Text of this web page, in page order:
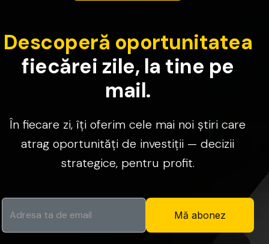
Descoperă oportunitatea
fiecărei zile, la tine pe
mail.
În fiecare zi, îți oferim cele mai noi știri care
atrag oportunități de investiții — decizii
strategice, pentru profit.
Mă abonez